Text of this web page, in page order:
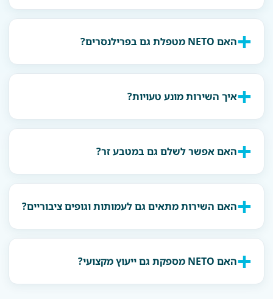
האם NETO מטפלת גם בפרילנסרים?
איך השירות מונע טעויות?
האם אפשר לשלם גם במטבע זר?
האם השירות מתאים גם לעמותות וגופים ציבוריים?
האם NETO מספקת גם ייעוץ מקצועי?